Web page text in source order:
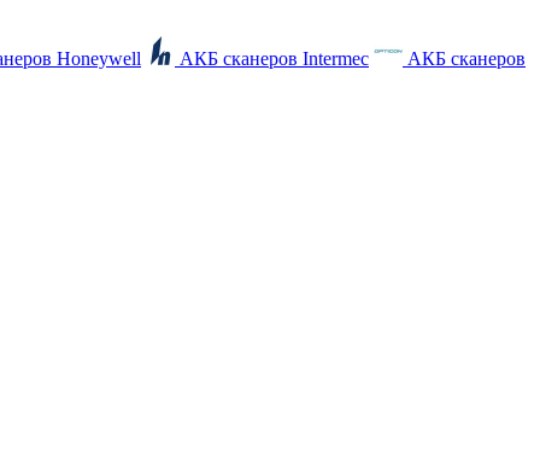
Honeywell АКБ сканеров Intermec
АКБ сканеров